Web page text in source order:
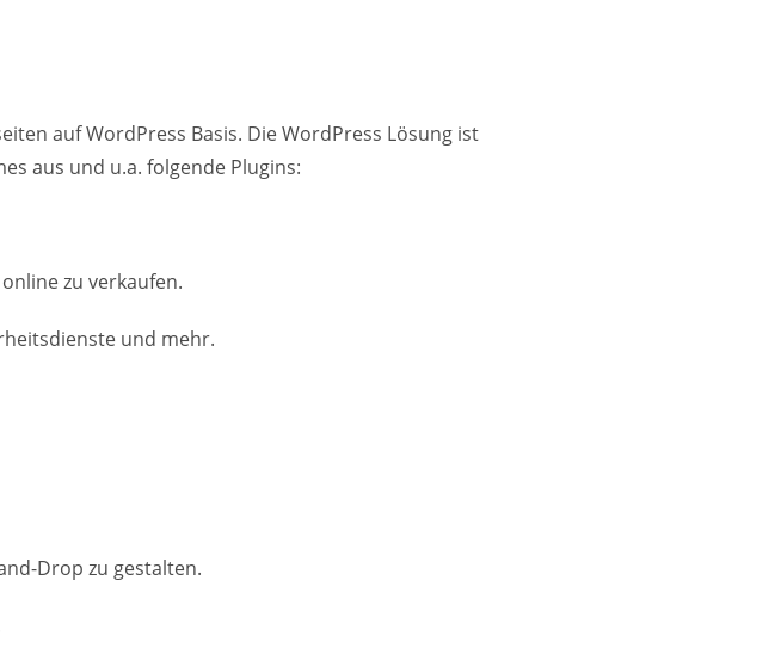
auf WordPress Basis. Die WordPress Lösung ist
aus und u.a. folgende Plugins:
zu verkaufen.
und mehr.
Drop zu gestalten.